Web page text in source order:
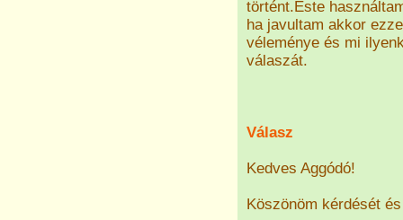
történt.Este
ha javultam akkor
véleménye és mi
válaszát.
Válasz
Kedves Aggódó!
Köszönöm kérdését